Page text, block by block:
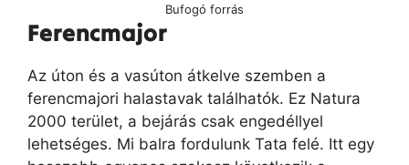
Bufogó forrás
Ferencmajor
Az úton és a vasúton átkelve szemben a
ferencmajori halastavak találhatók. Ez Natura
2000 terület, a bejárás csak engedéllyel
lehetséges. Mi balra fordulunk Tata felé. Itt egy